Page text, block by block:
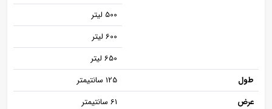
500 لیتر
600 لیتر
650 لیتر
طول
125 سانتیمتر
عرض
61 سانتیمتر